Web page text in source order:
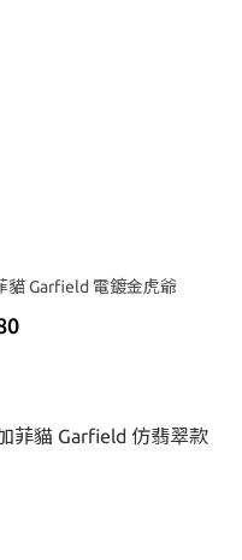
貓 Garfield 電鍍金虎爺